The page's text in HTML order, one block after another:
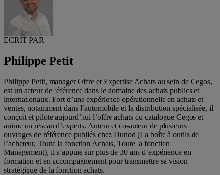
ECRIT PAR
Philippe Petit
Philippe Petit, manager Offre et Expertise Achats au sein de Cegos,
est un acteur de référence dans le domaine des achats publics et
internationaux. Fort d’une expérience opérationnelle en achats et
ventes, notamment dans l’automobile et la distribution spécialisée, il
conçoit et pilote aujourd’hui l’offre achats du catalogue Cegos et
anime un réseau d’experts. Auteur et co-auteur de plusieurs
ouvrages de référence publiés chez Dunod (La boîte à outils de
l’acheteur, Toute la fonction Achats, Toute la fonction
Management), il s’appuie sur plus de 30 ans d’expérience en
formation et en accompagnement pour transmettre sa vision
stratégique de la fonction achats.